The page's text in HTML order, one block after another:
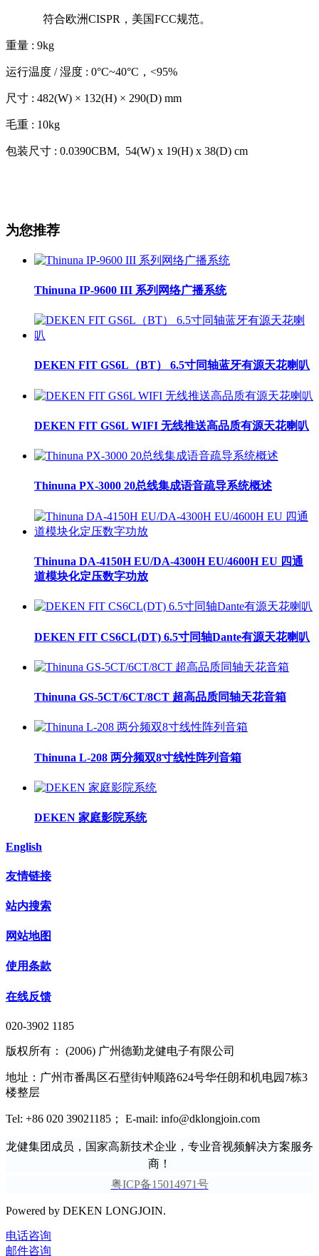
符合欧洲CISPR，美国FCC规范。
重量 : 9kg
运行温度 / 湿度 : 0°C~40°C，<95%
尺寸 : 482(W) × 132(H) × 290(D) mm
毛重 : 10kg
包装尺寸 : 0.0390CBM, 54(W) x 19(H) x 38(D) cm
为您推荐
Thinuna IP-9600 III 系列网络广播系统
DEKEN FIT GS6L（BT） 6.5寸同轴蓝牙有源天花喇叭
DEKEN FIT GS6L WIFI 无线推送高品质有源天花喇叭
Thinuna PX-3000 20总线集成语音疏导系统概述
Thinuna DA-4150H EU/DA-4300H EU/4600H EU 四通
道模块化定压数字功放
DEKEN FIT CS6CL(DT) 6.5寸同轴Dante有源天花喇叭
Thinuna GS-5CT/6CT/8CT 超高品质同轴天花音箱
Thinuna L-208 两分频双8寸线性阵列音箱
DEKEN 家庭影院系统
English
友情链接
站内搜索
网站地图
使用条款
在线反馈
020-3902 1185
版权所有： (2006) 广州德勤龙健电子有限公司
地址：广州市番禺区石壁街钟顺路624号华任朗和机电园7栋3
楼整层
Tel: +86 020 39021185； E-mail: info@dklongjoin.com
龙健集团成员，国家高新技术企业，专业音视频解决方案服务
商！
粤ICP备15014971号
Powered by DEKEN LONGJOIN.
电话咨询
邮件咨询